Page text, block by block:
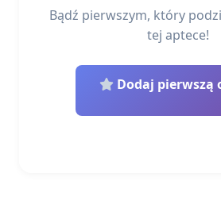
Bądź pierwszym, który
tej aptece!
Dodaj pierwszą